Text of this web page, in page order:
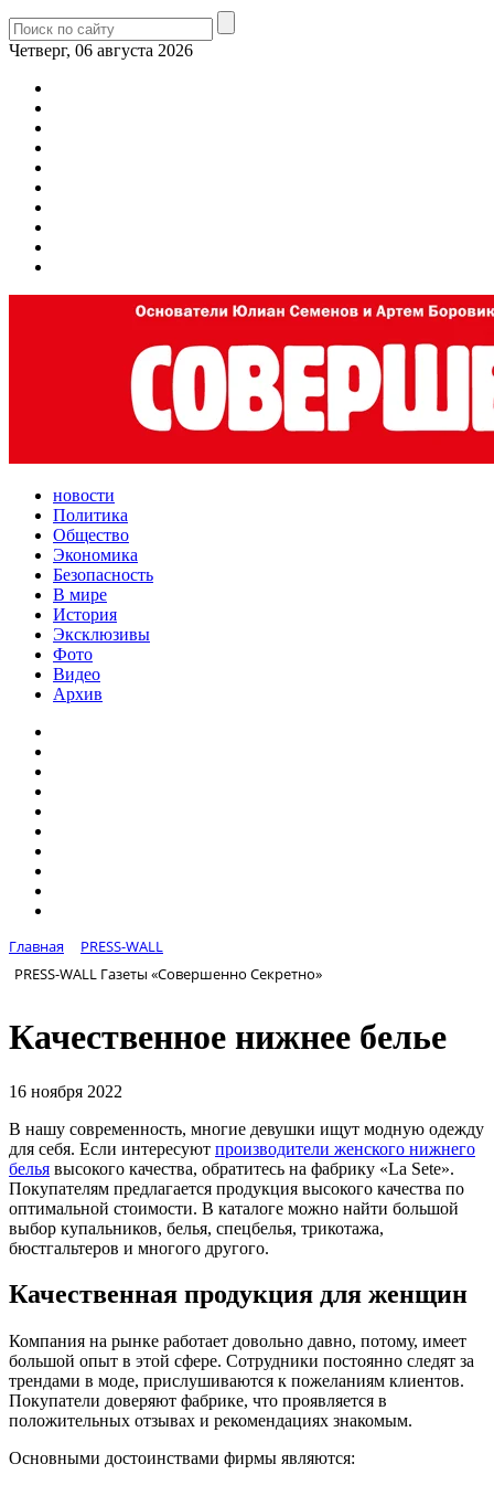
Четверг, 06 августа 2026
новости
Политика
Общество
Экономика
Безопасность
В мире
История
Эксклюзивы
Фото
Видео
Архив
Главная
PRESS-WALL
PRESS-WALL Газеты «Совершенно Секретно»
Качественное нижнее белье
16 ноября 2022
В нашу современность, многие девушки ищут модную одежду
для себя. Если интересуют производители женского нижнего
белья высокого качества, обратитесь на фабрику «La Sete».
Покупателям предлагается продукция высокого качества по
оптимальной стоимости. В каталоге можно найти большой
выбор купальников, белья, спецбелья, трикотажа,
бюстгальтеров и многого другого.
Качественная продукция для женщин
Компания на рынке работает довольно давно, потому, имеет
большой опыт в этой сфере. Сотрудники постоянно следят за
трендами в моде, прислушиваются к пожеланиям клиентов.
Покупатели доверяют фабрике, что проявляется в
положительных отзывах и рекомендациях знакомым.
Основными достоинствами фирмы являются: